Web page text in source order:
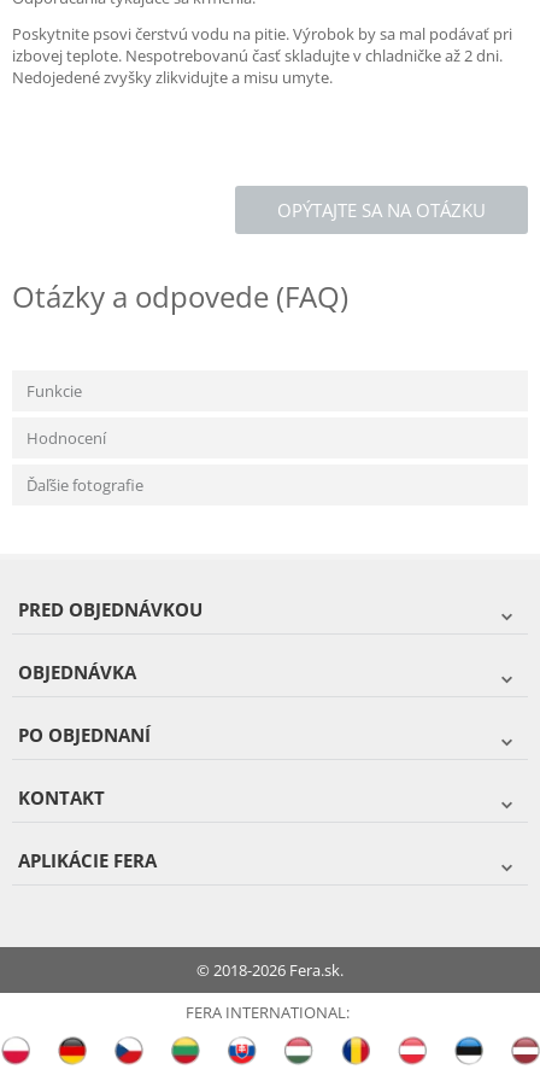
Poskytnite psovi čerstvú vodu na pitie. Výrobok by sa mal podávať pri
izbovej teplote. Nespotrebovanú časť skladujte v chladničke až 2 dni.
Nedojedené zvyšky zlikvidujte a misu umyte.
OPÝTAJTE SA NA OTÁZKU
Otázky a odpovede (FAQ)
Funkcie
Hodnocení
Ďaľšie fotografie
PRED OBJEDNÁVKOU
OBJEDNÁVKA
PO OBJEDNANÍ
KONTAKT
APLIKÁCIE FERA
© 2018-2026 Fera.sk.
FERA INTERNATIONAL: